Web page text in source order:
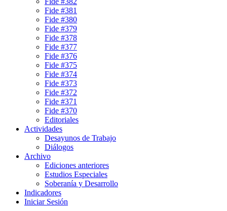
Fide #381
Fide #380
Fide #379
Fide #378
Fide #377
Fide #376
Fide #375
Fide #374
Fide #373
Fide #372
Fide #371
Fide #370
Editoriales
Actividades
Desayunos de Trabajo
Diálogos
Archivo
Ediciones anteriores
Estudios Especiales
Soberanía y Desarrollo
Indicadores
Iniciar Sesión